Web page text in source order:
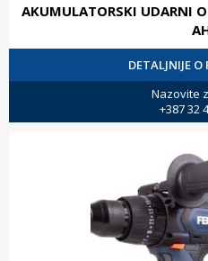
AKUMULATORSKI UDARNI
DETALJNIJE
Nazovite
+387 32